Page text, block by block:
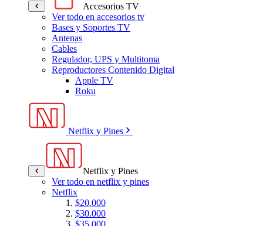
Accesorios TV
Ver todo en accesorios tv
Bases y Soportes TV
Antenas
Cables
Regulador, UPS y Multitoma
Reproductores Contenido Digital
Apple TV
Roku
Netflix y Pines
Netflix y Pines
Ver todo en netflix y pines
Netflix
$20.000
$30.000
$35.000